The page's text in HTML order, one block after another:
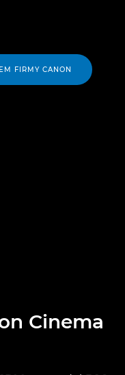
FIRMY CANON
Cinema